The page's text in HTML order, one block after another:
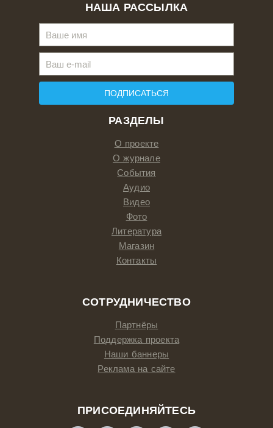
РАЗДЕЛЫ
О проекте
О журнале
События
Аудио
Видео
Фото
Литература
Магазин
Контакты
СОТРУДНИЧЕСТВО
Партнёры
Поддержка проекта
Наши баннеры
Реклама на сайте
ПРИСОЕДИНЯЙТЕСЬ
НАША РАССЫЛКА
ПОДПИСАТЬСЯ